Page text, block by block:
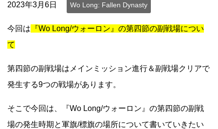
2023年3月6日 Wo Long: Fallen Dynasty
今回は 『Wo Long/ウォーロン』の第四節の副戦場につい
て
第四節の副戦場はメインミッション進行＆副戦場クリアで
発生する9つの戦場があります。
そこで今回は、『Wo Long/ウォーロン』の第四節の副戦
場の発生時期と軍旗/標旗の場所について書いていきたい